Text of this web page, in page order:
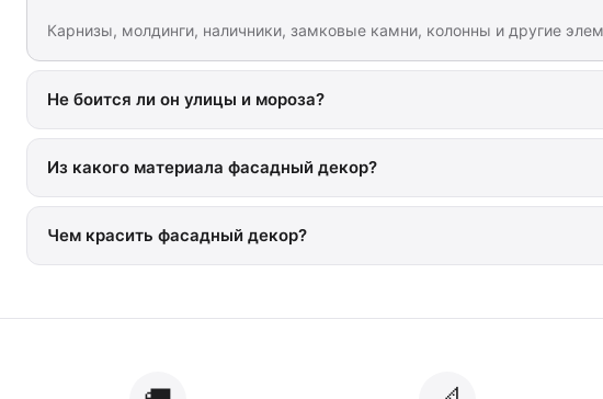
Карнизы, молдинги, наличники, замковые камни, колонны и другие
Не боится ли он улицы и мороза?
Из какого материала фасадный декор?
Чем красить фасадный декор?